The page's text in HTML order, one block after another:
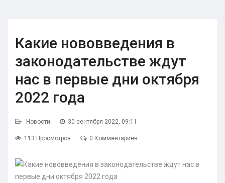
Какие нововведения в
законодательстве ждут
нас в первые дни октября
2022 года
Новости 30 сентября 2022, 09:11
113 Просмотров 0 Комментариев